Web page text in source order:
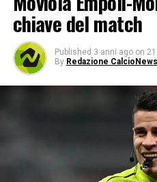
chiave del match
Published 3 anni ago on
By Redazione